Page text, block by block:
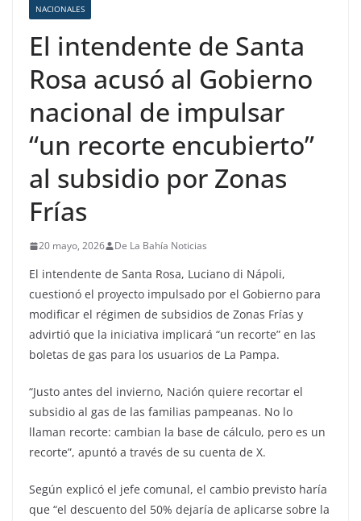
NACIONALES
El intendente de Santa
Rosa acusó al Gobierno
nacional de impulsar
“un recorte encubierto”
al subsidio por Zonas
Frías
20 mayo, 2026 De La Bahía Noticias
El intendente de Santa Rosa, Luciano di Nápoli,
cuestionó el proyecto impulsado por el Gobierno para
modificar el régimen de subsidios de Zonas Frías y
advirtió que la iniciativa implicará “un recorte” en las
boletas de gas para los usuarios de La Pampa.
“Justo antes del invierno, Nación quiere recortar el
subsidio al gas de las familias pampeanas. No lo
llaman recorte: cambian la base de cálculo, pero es un
recorte”, apuntó a través de su cuenta de X.
Según explicó el jefe comunal, el cambio previsto haría
que “el descuento del 50% dejaría de aplicarse sobre la